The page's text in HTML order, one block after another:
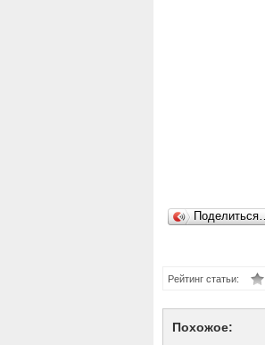
Поделиться…
Рейтинг статьи:
Похожое: